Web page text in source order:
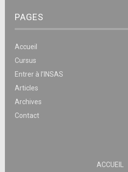
PAGES
Accueil
Cursus
Entrer à l’INSAS
Articles
Archives
Contact
ACCUEIL